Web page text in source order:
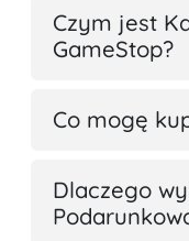
Czym jest
GameStop?
Co mogę
Dlaczego